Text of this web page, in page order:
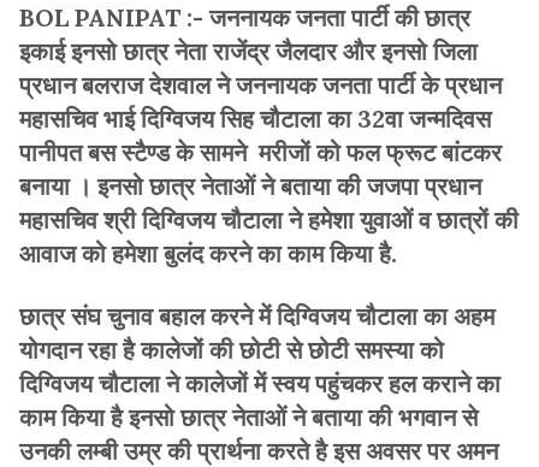
BOL PANIPAT :- जननायक जनता पार्टी की छात्र
इकाई इनसो छात्र नेता राजेंद्र जैलदार और इनसो जिला
प्रधान बलराज देशवाल ने जननायक जनता पार्टी के प्रधान
महासचिव भाई दिग्विजय सिह चौटाला का 32वा जन्मदिवस
पानीपत बस स्टैण्ड के सामने मरीजों को फल फ्रूट बांटकर
बनाया । इनसो छात्र नेताओं ने बताया की जजपा प्रधान
महासचिव श्री दिग्विजय चौटाला ने हमेशा युवाओं व छात्रों की
आवाज को हमेशा बुलंद करने का काम किया है.
छात्र संघ चुनाव बहाल करने में दिग्विजय चौटाला का अहम
योगदान रहा है कालेजों की छोटी से छोटी समस्या को
दिग्विजय चौटाला ने कालेजों में स्वय पहुंचकर हल कराने का
काम किया है इनसो छात्र नेताओं ने बताया की भगवान से
उनकी लम्बी उम्र की प्रार्थना करते है इस अवसर पर अमन